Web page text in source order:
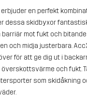
en perfekt
skidbyxor
mot fukt och
och midja justerbara.
för att ge dig ut i
och fukt.
som skidåkning